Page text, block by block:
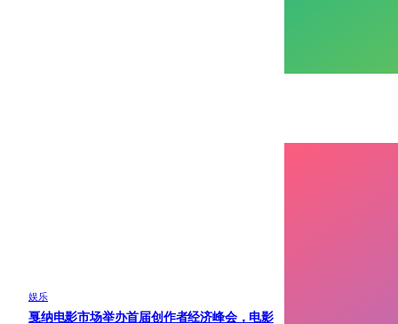
娱乐
戛纳电影市场举办首届创作者经济峰会，电影